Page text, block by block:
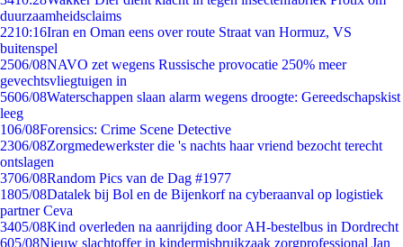
duurzaamheidsclaims
2210:16Iran en Oman eens over route Straat van Hormuz, VS
buitenspel
2506/08NAVO zet wegens Russische provocatie 250% meer
gevechtsvliegtuigen in
5606/08Waterschappen slaan alarm wegens droogte: Gereedschapskist
leeg
106/08Forensics: Crime Scene Detective
2306/08Zorgmedewerkster die 's nachts haar vriend bezocht terecht
ontslagen
3706/08Random Pics van de Dag #1977
1805/08Datalek bij Bol en de Bijenkorf na cyberaanval op logistiek
partner Ceva
3405/08Kind overleden na aanrijding door AH-bestelbus in Dordrecht
605/08Nieuw slachtoffer in kindermisbruikzaak zorgprofessional Jan